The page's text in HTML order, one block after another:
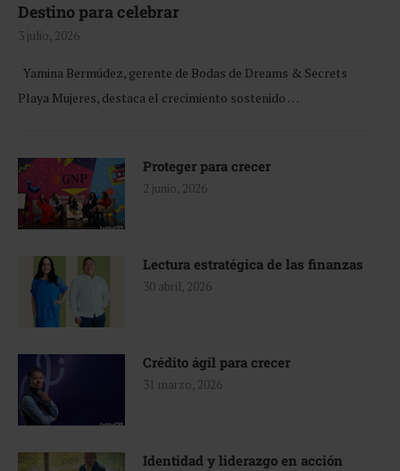
Destino para celebrar
3 julio, 2026
Yamina Bermúdez, gerente de Bodas de Dreams & Secrets
Playa Mujeres, destaca el crecimiento sostenido …
Proteger para crecer
2 junio, 2026
Lectura estratégica de las finanzas
30 abril, 2026
Crédito ágil para crecer
31 marzo, 2026
Identidad y liderazgo en acción